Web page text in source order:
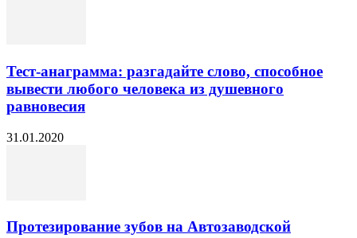
Тест-анаграмма: разгадайте слово, способное
вывести любого человека из душевного
равновесия
31.01.2020
Протезирование зубов на Автозаводской